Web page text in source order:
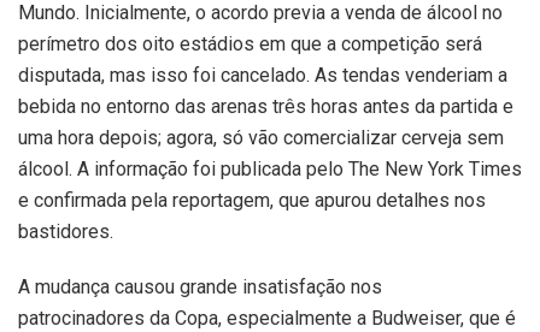
Mundo. Inicialmente, o acordo previa a venda de álcool no
perímetro dos oito estádios em que a competição será
disputada, mas isso foi cancelado. As tendas venderiam a
bebida no entorno das arenas três horas antes da partida e
uma hora depois; agora, só vão comercializar cerveja sem
álcool. A informação foi publicada pelo The New York Times
e confirmada pela reportagem, que apurou detalhes nos
bastidores.
A mudança causou grande insatisfação nos
patrocinadores da Copa, especialmente a Budweiser, que é